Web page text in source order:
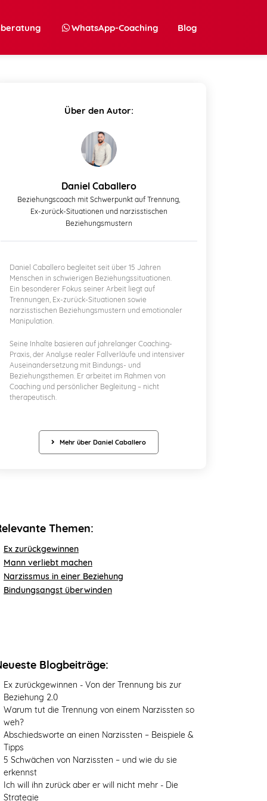
WhatsApp-Coaching Blog
Über den Autor:
Daniel Caballero
Beziehungscoach mit Schwerpunkt auf Trennung,
Ex-zurück-Situationen und narzisstischen
Beziehungsmustern
Daniel Caballero begleitet seit über 15 Jahren
Menschen in schwierigen Beziehungssituationen.
Ein besonderer Fokus seiner Arbeit liegt auf
Trennungen, Ex-zurück-Situationen sowie
narzisstischen Beziehungsmustern und emotionaler
Manipulation.
Seine Inhalte basieren auf jahrelanger Coaching-
Praxis, der Analyse realer Fallverläufe und intensiver
Auseinandersetzung mit Bindungs- und
Beziehungsthemen. Er arbeitet im Rahmen von
Coaching und persönlicher Begleitung – nicht
therapeutisch.
Mehr über Daniel Caballero
Themen:
Ex zurückgewinnen
Mann verliebt machen
Narzissmus in einer Beziehung
Bindungsangst überwinden
Blogbeiträge:
Ex zurückgewinnen - Von der Trennung bis zur
Beziehung 2.0
Warum tut die Trennung von einem Narzissten so
weh?
Abschiedsworte an einen Narzissten – Beispiele &
Tipps
5 Schwächen von Narzissten – und wie du sie
erkennst
Ich will ihn zurück aber er will nicht mehr - Die
Strategie